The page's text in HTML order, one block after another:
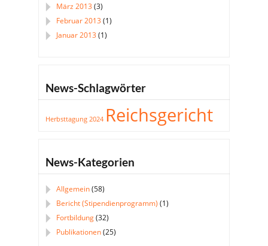
März 2013(3)
Februar 2013(1)
Januar 2013(1)
News-Schlagwörter
Herbsttagung 2024 Reichsgericht
News-Kategorien
Allgemein(58)
Bericht (Stipendienprogramm) (1)
Fortbildung(32)
Publikationen(25)